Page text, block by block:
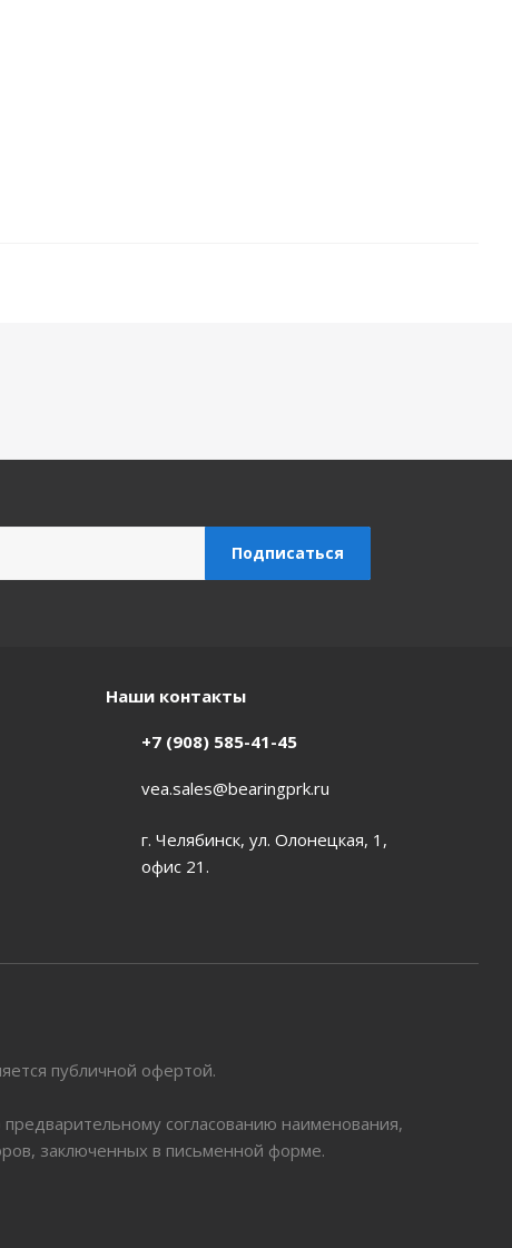
Наши контакты
+7 (908) 585-41-45
vea.sales@bearingprk.ru
г. Челябинск, ул. Олонецкая, 1,
офис 21.
публичной офертой.
согласованию наименования,
заключенных в письменной форме.